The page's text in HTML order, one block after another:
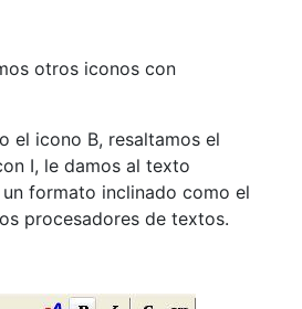
otros iconos con
el icono B, resaltamos el
I, le damos al texto
formato inclinado como el
procesadores de textos.